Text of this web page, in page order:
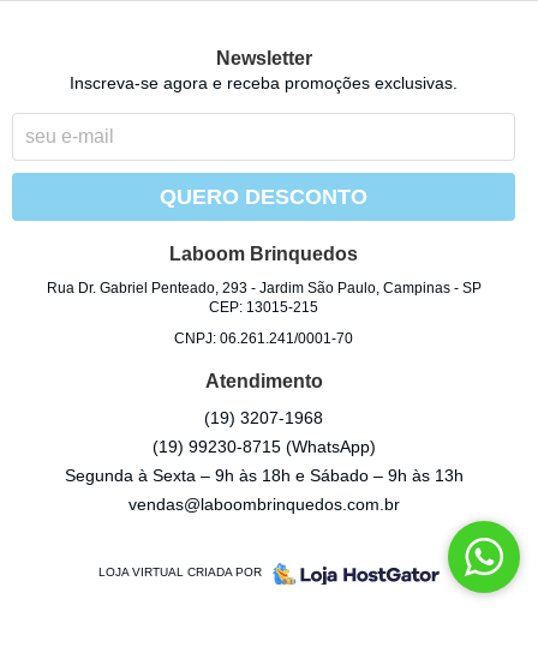
Newsletter
Inscreva-se agora e receba promoções exclusivas.
QUERO DESCONTO
Laboom Brinquedos
Rua Dr. Gabriel Penteado, 293- Jardim São Paulo, Campinas- SP
CEP: 13015-215
CNPJ: 06.261.241/0001-70
Atendimento
(19) 3207-1968
(19) 99230-8715 (WhatsApp)
Segunda à Sexta – 9h às 18h e Sábado – 9h às 13h
vendas@laboombrinquedos.com.br
LOJA VIRTUAL CRIADA POR